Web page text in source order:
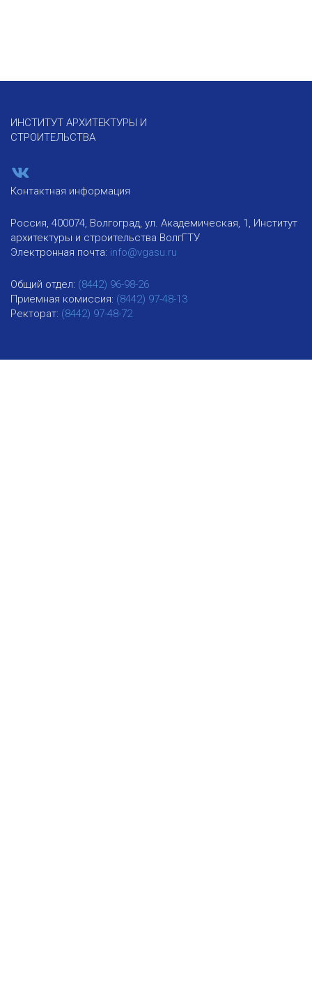
ИНСТИТУТ АРХИТЕКТУРЫ И
СТРОИТЕЛЬСТВА
Контактная информация
Россия, 400074, Волгоград, ул. Академическая, 1, Институт
архитектуры и строительства ВолгГТУ
Электронная почта: info@vgasu.ru
Общий отдел: (8442) 96-98-26
Приемная комиссия: (8442) 97-48-13
Ректорат: (8442) 97-48-72